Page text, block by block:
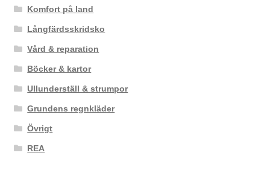
Komfort på land
Långfärdsskridsko
Vård & reparation
Böcker & kartor
Ullunderställ & strumpor
Grundens regnkläder
Övrigt
REA